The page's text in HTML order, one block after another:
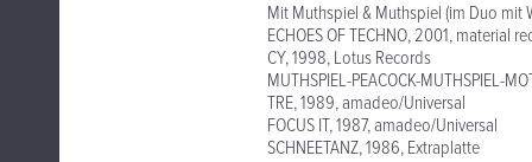
Mit Muthspiel & Muthspiel (im Duo mit
ECHOES OF TECHNO, 2001, material
CY, 1998, Lotus Records
MUTHSPIEL-PEACOCK-MUTHSPIEL-
TRE, 1989, amadeo/Universal
FOCUS IT, 1987, amadeo/Universal
SCHNEETANZ, 1986, Extraplatte